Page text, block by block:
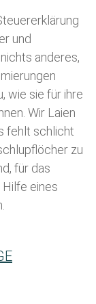
uererklärung
und
anderes,
wie sie für ihre
Wir Laien
fehlt schlicht
zu
für das
eines